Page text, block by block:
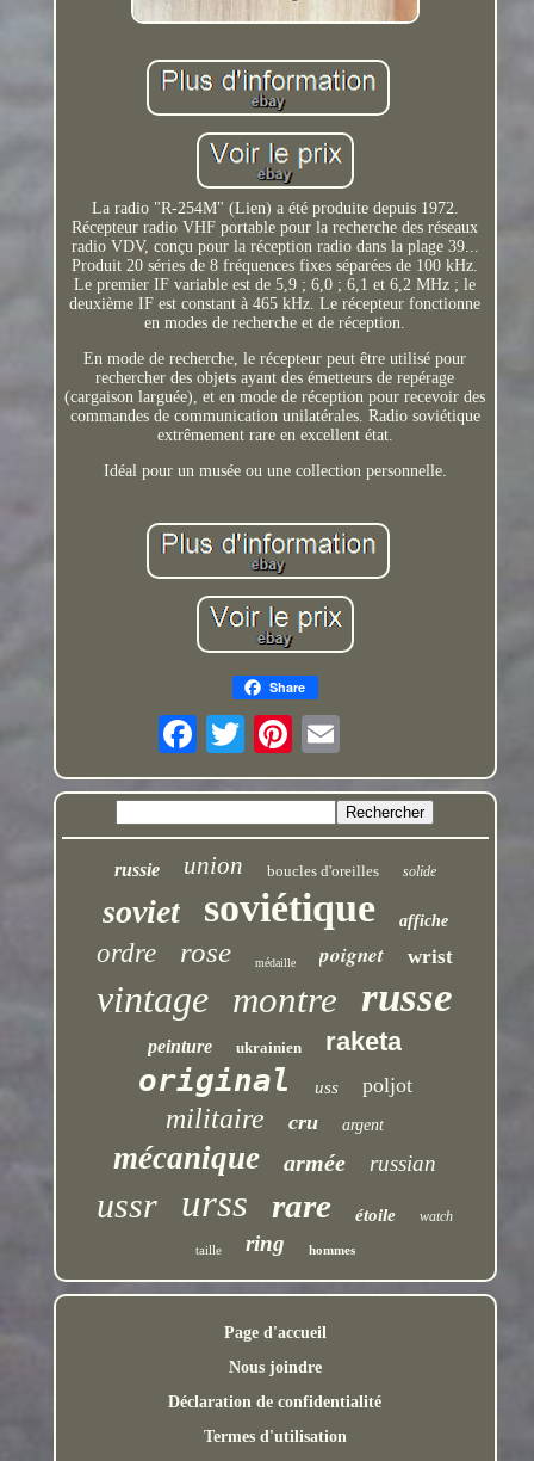
La radio "R-254M" (Lien) a été produite depuis 1972.
Récepteur radio VHF portable pour la recherche des réseaux
radio VDV, conçu pour la réception radio dans la plage 39...
Produit 20 séries de 8 fréquences fixes séparées de 100 kHz.
Le premier IF variable est de 5,9 ; 6,0 ; 6,1 et 6,2 MHz ; le
deuxième IF est constant à 465 kHz. Le récepteur fonctionne
en modes de recherche et de réception.
En mode de recherche, le récepteur peut être utilisé pour
rechercher des objets ayant des émetteurs de repérage
(cargaison larguée), et en mode de réception pour recevoir des
commandes de communication unilatérales. Radio soviétique
extrêmement rare en excellent état.
Idéal pour un musée ou une collection personnelle.
Share
russie union boucles d'oreilles solide
soviet soviétique affiche
ordre rose médaille poignet wrist
vintage montre russe
peinture ukrainien raketa
original uss poljot
militaire cru argent
mécanique armée russian
ussr urss rare étoile watch
taille ring hommes
Page d'accueil
Nous joindre
Déclaration de confidentialité
Termes d'utilisation